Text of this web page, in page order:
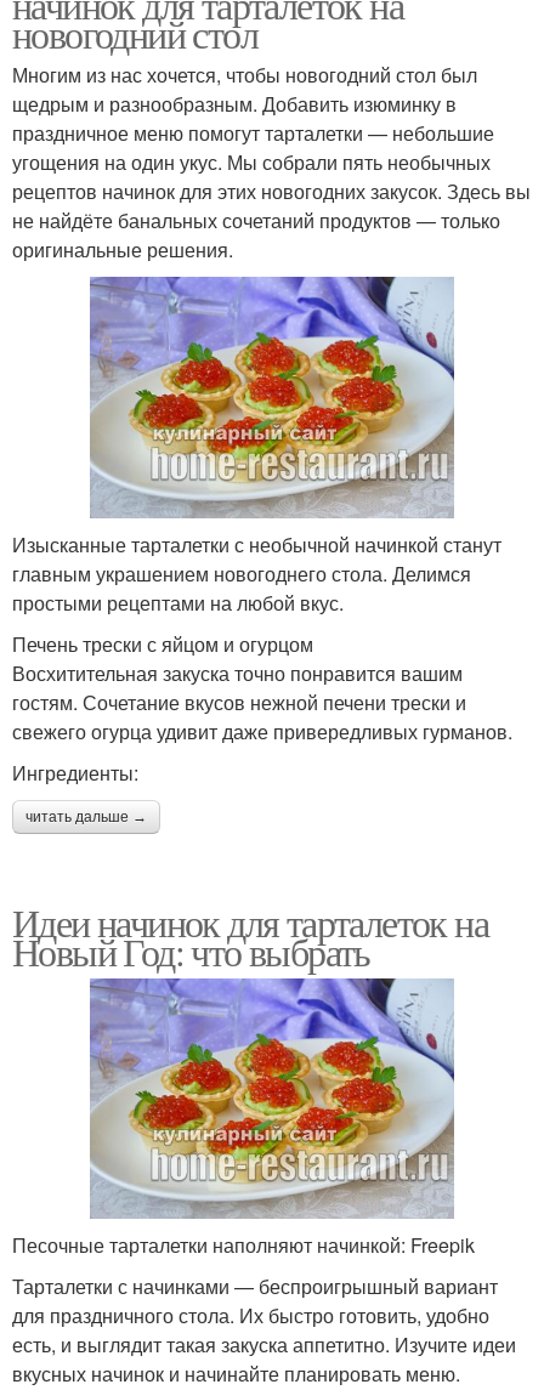
новогодний стол
Многим из нас хочется, чтобы новогодний стол был
щедрым и разнообразным. Добавить изюминку в
праздничное меню помогут тарталетки — небольшие
угощения на один укус. Мы собрали пять необычных
рецептов начинок для этих новогодних закусок. Здесь вы
не найдёте банальных сочетаний продуктов — только
оригинальные решения.
Изысканные тарталетки с необычной начинкой станут
главным украшением новогоднего стола. Делимся
простыми рецептами на любой вкус.
Печень трески с яйцом и огурцом
Восхитительная закуска точно понравится вашим
гостям. Сочетание вкусов нежной печени трески и
свежего огурца удивит даже привередливых гурманов.
Ингредиенты:
читать дальше →
Идеи начинок для тарталеток на
Новый Год: что выбрать
Песочные тарталетки наполняют начинкой: Freepik
Тарталетки с начинками — беспроигрышный вариант
для праздничного стола. Их быстро готовить, удобно
есть, и выглядит такая закуска аппетитно. Изучите идеи
вкусных начинок и начинайте планировать меню.